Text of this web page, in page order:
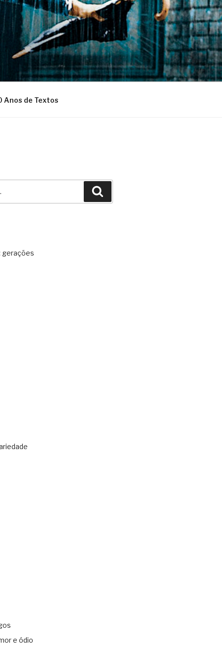
Anos de Textos
gerações
e ódio